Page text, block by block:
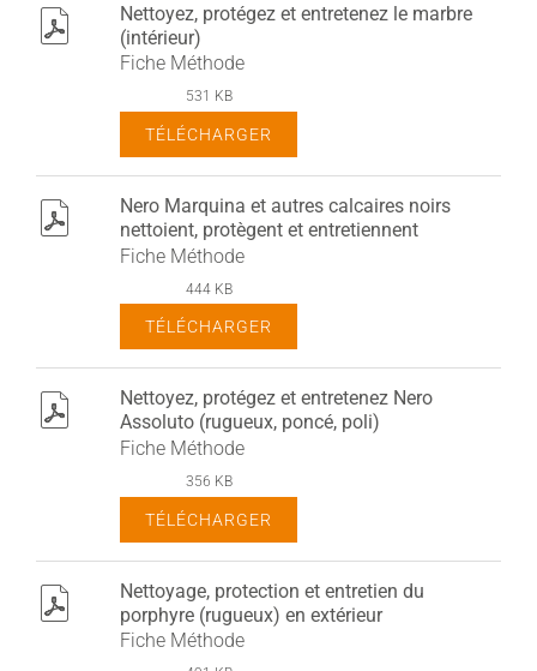
pdfNettoyez, protégez et entretenez le marbre
(intérieur)
Fiche Méthode
531 KB
TÉLÉCHARGER
pdfNero Marquina et autres calcaires noirs
nettoient, protègent et entretiennent
Fiche Méthode
444 KB
TÉLÉCHARGER
pdfNettoyez, protégez et entretenez Nero
Assoluto (rugueux, poncé, poli)
Fiche Méthode
356 KB
TÉLÉCHARGER
pdfNettoyage, protection et entretien du
porphyre (rugueux) en extérieur
Fiche Méthode